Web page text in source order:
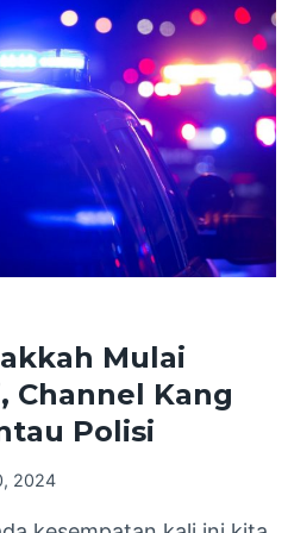
Mulai
Channel Kang
Polisi
2024